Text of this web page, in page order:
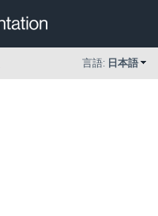
言語: 日本語